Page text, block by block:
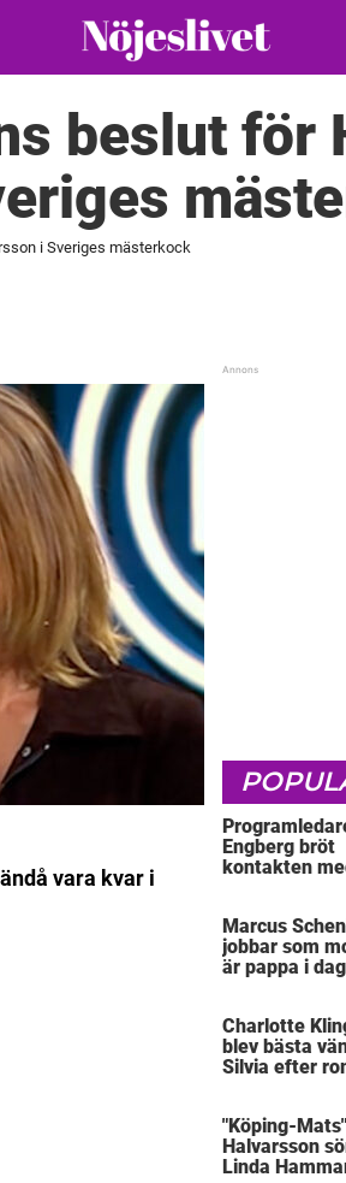
beslut för
i Sveriges mästerkock
vara kvar i
Engberg bröt
kontakten
Marcus
jobbar som
är pappa i dag
Charlotte
blev bästa
Silvia efter
"Köping-Mats"
Halvarsson
Linda